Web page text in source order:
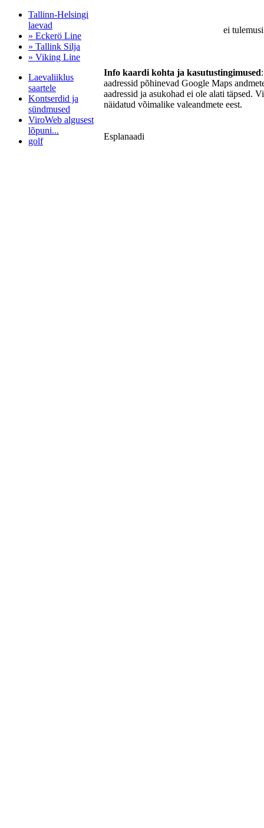
Tallinn-Helsingi
laevad
» Eckerö Line
» Tallink Silja
» Viking Line
Laevaliiklus
saartele
Kontserdid ja
sündmused
ViroWeb algusest
lõpuni...
golf
ei
Info kaardi kohta ja kasutustingimused
aadressid põhinevad Google Maps
aadressid ja asukohad ei ole alati täpsed.
näidatud võimalike valeandmete eest.
Esplanaadi